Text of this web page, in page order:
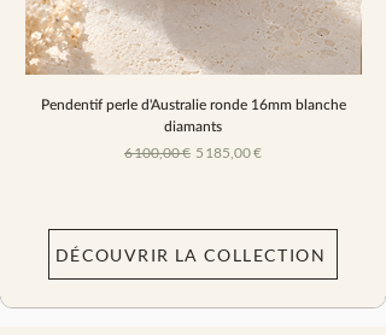
Pendentif perle d'Australie ronde 16mm blanche
diamants
Prix original
6 100,00 € Prix promotionnel
5 185,00 €
DÉCOUVRIR LA COLLECTION